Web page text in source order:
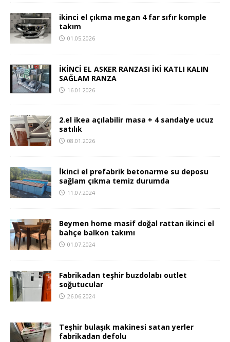
ikinci el çıkma megan 4 far sıfır komple
takım
01.05.2026
İKİNCİ EL ASKER RANZASI İKİ KATLI KALIN
SAĞLAM RANZA
16.01.2026
2.el ikea açılabilir masa + 4 sandalye ucuz
satılık
08.01.2026
İkinci el prefabrik betonarme su deposu
sağlam çıkma temiz durumda
11.07.2024
Beymen home masif doğal rattan ikinci el
bahçe balkon takımı
01.07.2024
Fabrikadan teşhir buzdolabı outlet
soğutucular
26.06.2024
Teşhir bulaşık makinesi satan yerler
fabrikadan defolu